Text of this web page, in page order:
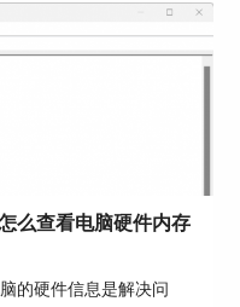
172.16.81.254，那
些IP地址主机，如
么查看电脑硬件内存
的硬件信息是解决问